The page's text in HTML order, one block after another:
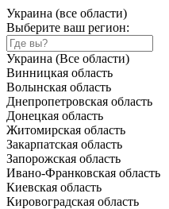
Украина (все области)
Выберите ваш регион:
Украина (Все области)
Винницкая область
Волынская область
Днепропетровская область
Донецкая область
Житомирская область
Закарпатская область
Запорожская область
Ивано-Франковская область
Киевская область
Кировоградская область